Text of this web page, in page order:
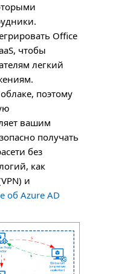
Office
чтобы
легкий
поэтому
вашим
получать
без
как
VPN) и
об Azure AD